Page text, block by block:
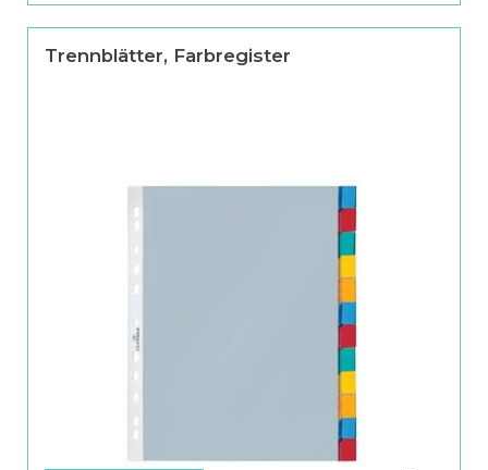
Trennblätter, Farbregister